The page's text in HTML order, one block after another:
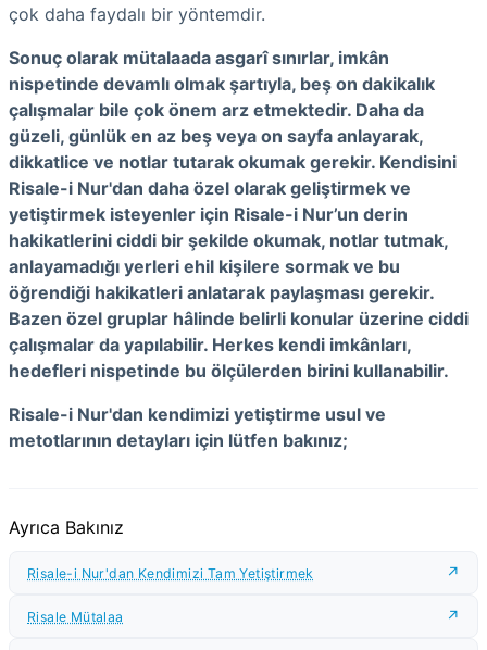
çok daha faydalı bir yöntemdir.
Sonuç olarak mütalaada asgarî sınırlar, imkân
nispetinde devamlı olmak şartıyla, beş on dakikalık
çalışmalar bile çok önem arz etmektedir. Daha da
güzeli, günlük en az beş veya on sayfa anlayarak,
dikkatlice ve notlar tutarak okumak gerekir. Kendisini
Risale-i Nur'dan daha özel olarak geliştirmek ve
yetiştirmek isteyenler için Risale-i Nur’un derin
hakikatlerini ciddi bir şekilde okumak, notlar tutmak,
anlayamadığı yerleri ehil kişilere sormak ve bu
öğrendiği hakikatleri anlatarak paylaşması gerekir.
Bazen özel gruplar hâlinde belirli konular üzerine ciddi
çalışmalar da yapılabilir. Herkes kendi imkânları,
hedefleri nispetinde bu ölçülerden birini kullanabilir.
Risale-i Nur'dan kendimizi yetiştirme usul ve
metotlarının detayları için lütfen bakınız;
Ayrıca Bakınız
Risale-i Nur'dan Kendimizi Tam Yetiştirmek
Risale Mütalaa